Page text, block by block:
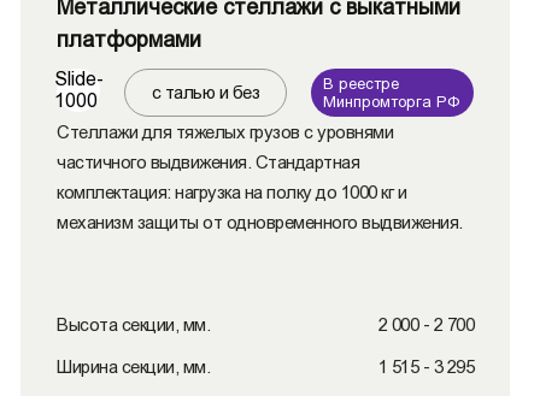
Металлические стеллажи с выкатными
платформами
Slide-
1000
с талью и без
В реестре
Минпромторга РФ
Стеллажи для тяжелых грузов с уровнями
частичного выдвижения. Стандартная
комплектация: нагрузка на полку до 1000 кг и
механизм защиты от одновременного выдвижения.
Высота секции, мм. 2 000 - 2 700
Ширина секции, мм. 1 515 - 3 295